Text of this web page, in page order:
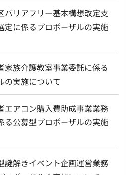
バリアフリー基本構想改定支
定に係るプロポーザルの実施
家族介護教室事業委託に係る
の実施について
エアコン購入費助成事業業務
る公募型プロポーザルの実施
謎解きイベント企画運営業務